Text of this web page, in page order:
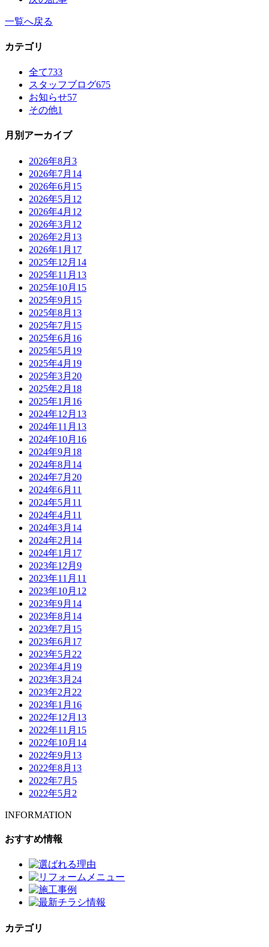
一覧へ戻る
カテゴリ
全て733
スタッフブログ675
お知らせ57
その他1
月別アーカイブ
2026年8月 3
2026年7月 14
2026年6月 15
2026年5月 12
2026年4月 12
2026年3月 12
2026年2月 13
2026年1月 17
2025年12月 14
2025年11月 13
2025年10月 15
2025年9月 15
2025年8月 13
2025年7月 15
2025年6月 16
2025年5月 19
2025年4月 19
2025年3月 20
2025年2月 18
2025年1月 16
2024年12月 13
2024年11月 13
2024年10月 16
2024年9月 18
2024年8月 14
2024年7月 20
2024年6月 11
2024年5月 11
2024年4月 11
2024年3月 14
2024年2月 14
2024年1月 17
2023年12月 9
2023年11月 11
2023年10月 12
2023年9月 14
2023年8月 14
2023年7月 15
2023年6月 17
2023年5月 22
2023年4月 19
2023年3月 24
2023年2月 22
2023年1月 16
2022年12月 13
2022年11月 15
2022年10月 14
2022年9月 13
2022年8月 13
2022年7月 5
2022年5月 2
INFORMATION
おすすめ情報
カテゴリ